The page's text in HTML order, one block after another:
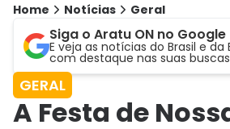
Home Notícias Geral
Siga o Aratu ON no Google
E veja as notícias do Brasil e da
com destaque nas suas
GERAL
A Festa de